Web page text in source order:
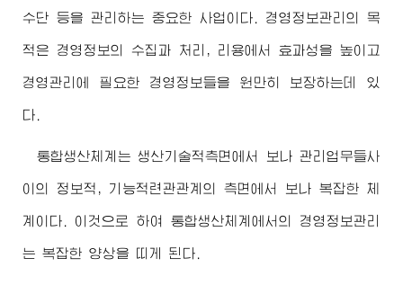
수단 등을 관리하는 중요한 사업이다. 경영정보관리의 목
적은 경영정보의 수집과 처리, 리용에서 효과성을 높이고
경영관리에 필요한 경영정보들을 원만히 보장하는데 있
다.
통합생산체계는 생산기술적측면에서 보나 관리업무들사
이의 정보적, 기능적련관관계의 측면에서 보나 복잡한 체
계이다. 이것으로 하여 통합생산체계에서의 경영정보관리
는 복잡한 양상을 띠게 된다.